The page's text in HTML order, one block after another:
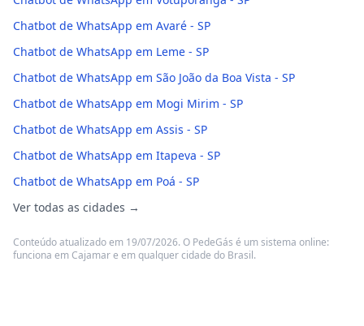
Chatbot de WhatsApp em Avaré - SP
Chatbot de WhatsApp em Leme - SP
Chatbot de WhatsApp em São João da Boa Vista - SP
Chatbot de WhatsApp em Mogi Mirim - SP
Chatbot de WhatsApp em Assis - SP
Chatbot de WhatsApp em Itapeva - SP
Chatbot de WhatsApp em Poá - SP
Ver todas as cidades →
Conteúdo atualizado em 19/07/2026. O PedeGás é um sistema online:
funciona em Cajamar e em qualquer cidade do Brasil.